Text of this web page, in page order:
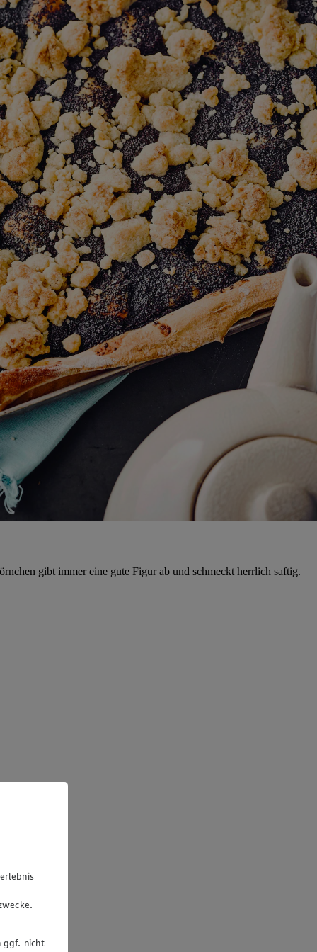
gibt immer eine gute Figur ab und schmeckt herrlich saftig.
ggf. nicht